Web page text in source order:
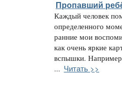
Пропавший
Каждый человек
определенного
ранние мои
как очень яркие
вспышки.
... Читать >>